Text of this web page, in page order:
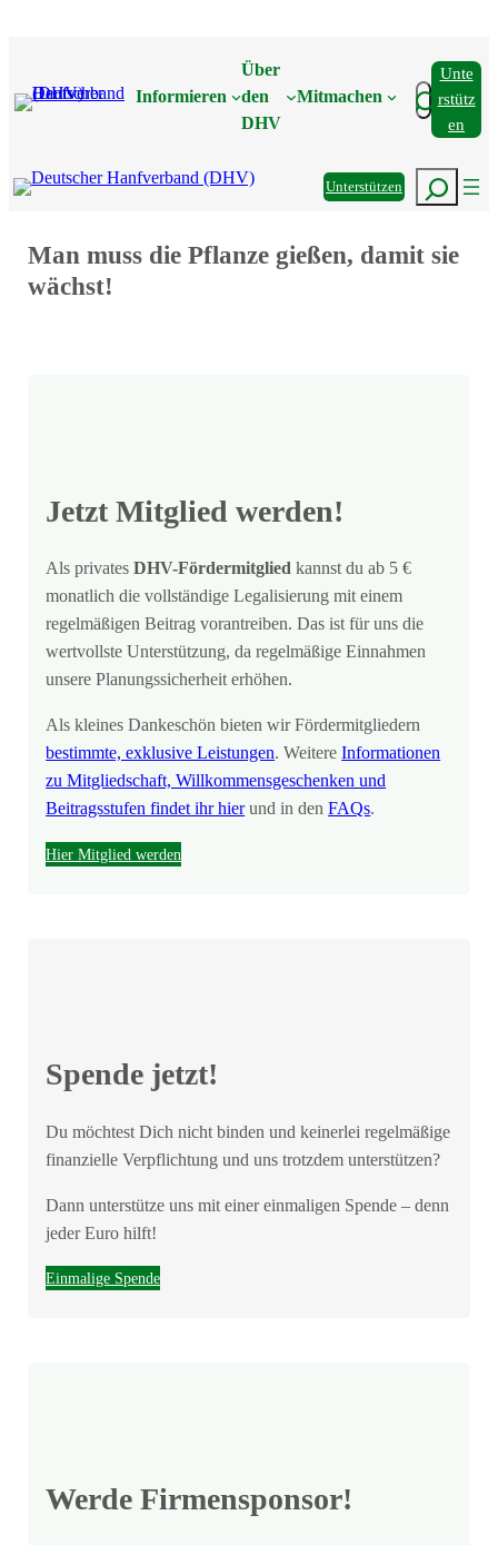
Informieren
Über
den
DHV
Mitmachen Suchen
Unte
Rstütz
En
UnterstützenSuchen
Man muss die Pflanze gießen, damit sie
wächst!
Jetzt Mitglied werden!
Als privatesDHV-Fördermitglied kannst du ab 5 €
monatlich die vollständige Legalisierung mit einem
regelmäßigen Beitrag vorantreiben. Das ist für uns die
wertvollste Unterstützung, da regelmäßige Einnahmen
unsere Planungssicherheit erhöhen.
Als kleines Dankeschön bieten wir Fördermitgliedern
bestimmte, exklusive Leistungen. WeitereInformationen
zu Mitgliedschaft, Willkommensgeschenken und
Beitragsstufen findet ihr hierund in denFAQs.
Hier Mitglied werden
Spende jetzt!
Du möchtest Dich nicht binden und keinerlei regelmäßige
finanzielle Verpflichtung und uns trotzdem unterstützen?
Dann unterstütze uns mit einer einmaligen Spende – denn
jeder Euro hilft!
Einmalige Spende
Werde Firmensponsor!